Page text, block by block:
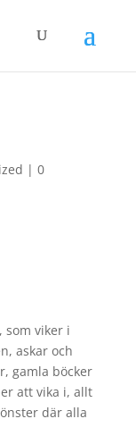
| 0
som viker i
askar och
gamla böcker
att vika i, allt
där alla